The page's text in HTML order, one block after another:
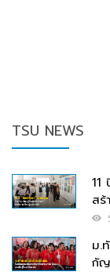
TSU NEWS
11
สร้
ม.
กัญ